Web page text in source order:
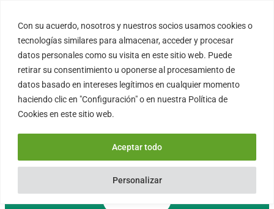
Con su acuerdo, nosotros y nuestros socios usamos cookies o
tecnologías similares para almacenar, acceder y procesar
datos personales como su visita en este sitio web. Puede
retirar su consentimiento u oponerse al procesamiento de
datos basado en intereses legítimos en cualquier momento
haciendo clic en "Configuración" o en nuestra Política de
Cookies en este sitio web.
Personalizar
Aceptar todo
contenido
FORTINUX.COM
08004 – Barcelona
Cataluña – España
info@fortinux.com
0034 – 644 79 25 79
Lun – Vie 9:00 AM a 6:00PM